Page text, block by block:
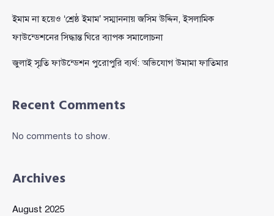
ইমাম না হয়েও ‘শ্রেষ্ঠ ইমাম’ সম্মাননায় জসিম উদ্দিন, ইসলামিক
ফাউন্ডেশনের সিদ্ধান্ত ঘিরে ব্যাপক সমালোচনা
জুলাই স্মৃতি ফাউন্ডেশন পুরোপুরি ব্যর্থ: অভিযোগ উমামা ফাতিমার
Recent Comments
No comments to show.
Archives
August 2025